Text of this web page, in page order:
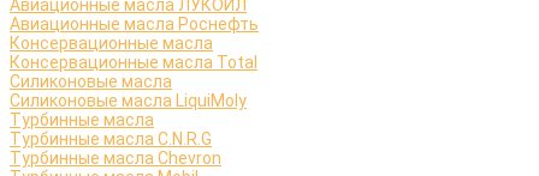
Авиационные масла ЛУКОЙЛ
Авиационные масла Роснефть
Консервационные масла
Консервационные масла Total
Силиконовые масла
Силиконовые масла LiquiMoly
Турбинные масла
Турбинные масла C.N.R.G
Турбинные масла Chevron